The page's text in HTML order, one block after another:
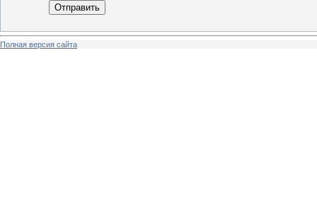
Отправить
Полная версия сайта